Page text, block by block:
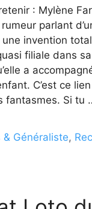
: Mylène
parlant
une invention
filiale dans
a
C’est ce
fantasmes. Si tu
Généraliste,